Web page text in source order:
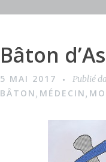
I
a
Bâton
5 MAI 2017 Publié
BÂTON, MÉDECIN,